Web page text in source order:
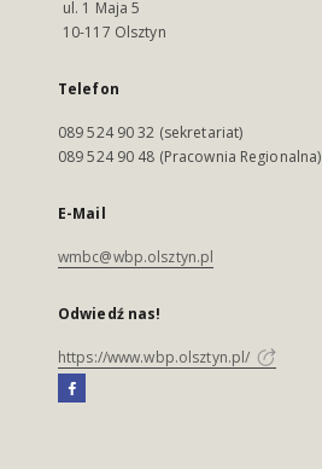
ul. 1 Maja 5
10-117 Olsztyn
Telefon
089 524 90 32 (sekretariat)
089 524 90 48 (Pracownia Regionalna)
E-Mail
wmbc@wbp.olsztyn.pl
Odwiedź nas!
https://www.wbp.olsztyn.pl/